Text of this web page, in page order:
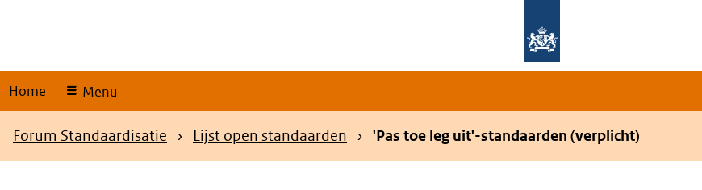
Home Menu
Kruimelpad
Forum Standaardisatie Lijst open standaarden 'Pas toe leg uit'-standaarden (verplicht)